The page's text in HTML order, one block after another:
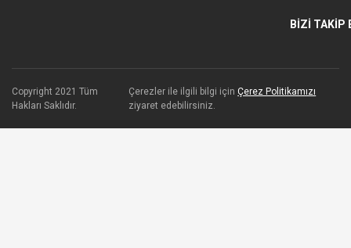
BİZİ TAKİP
Copyright 2021 Tüm
Hakları Saklıdır.
Çerezler ile ilgili bilgi içinÇerez Politikamızı
ziyaret edebilirsiniz.